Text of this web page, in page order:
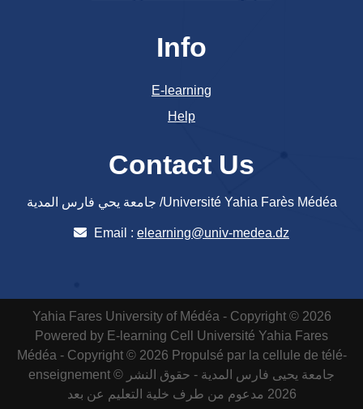
Info
E-learning
Help
Contact Us
جامعة يحي فارس المدية /Université Yahia Farès Médéa
Email : elearning@univ-medea.dz
Yahia Fares University of Médéa - Copyright © 2026
Powered by E-learning Cell
Université Yahia Fares
Médéa - Copyright © 2026 Propulsé par la cellule de télé-
enseignement جامعة يحيى فارس المدية - حقوق النشر ©
2026 مدعوم من طرف خلية التعليم عن بعد